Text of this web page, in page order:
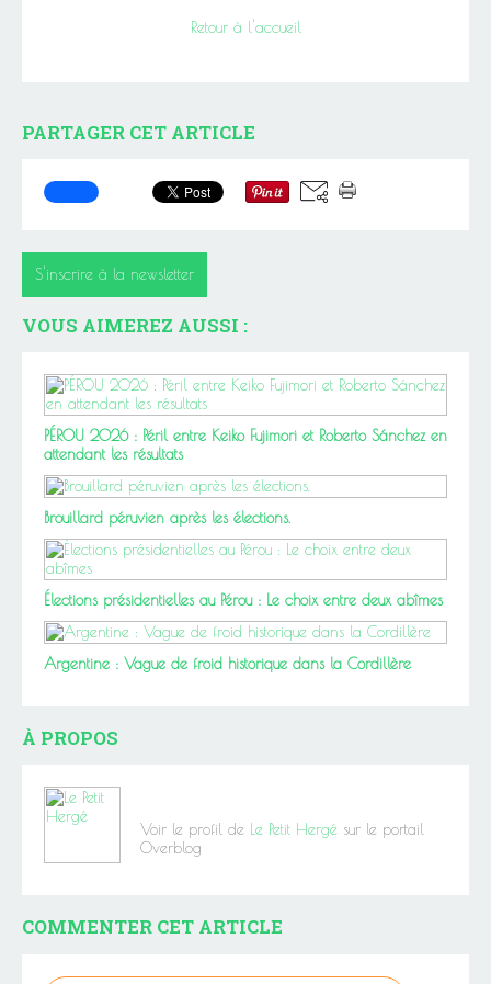
Retour à l'accueil
PARTAGER CET ARTICLE
S'inscrire à la newsletter
VOUS AIMEREZ AUSSI :
PÉROU 2026 : Péril entre Keiko Fujimori et Roberto Sánchez en
attendant les résultats
Brouillard péruvien après les élections.
Élections présidentielles au Pérou : Le choix entre deux abîmes
Argentine : Vague de froid historique dans la Cordillère
À PROPOS
Voir le profil de Le Petit Hergé sur le portail
Overblog
COMMENTER CET ARTICLE